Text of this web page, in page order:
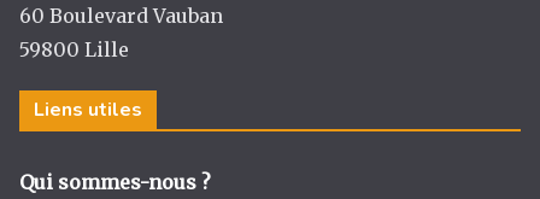
60 Boulevard Vauban
59800 Lille
Liens utiles
Qui sommes-nous ?